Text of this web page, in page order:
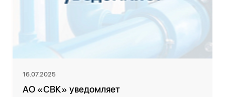
16.07.2025
АО «СВК» уведомляет